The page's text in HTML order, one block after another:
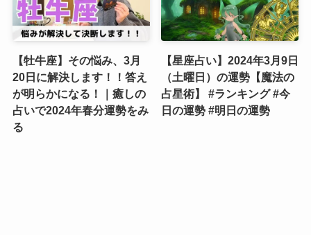
【牡牛座】その悩み、3月
20日に解決します！！答え
が明らかになる！｜癒しの
占いで2024年春分運勢をみ
る
【星座占い】2024年3月9日
（土曜日）の運勢【魔法の
占星術】 #ランキング #今
日の運勢 #明日の運勢